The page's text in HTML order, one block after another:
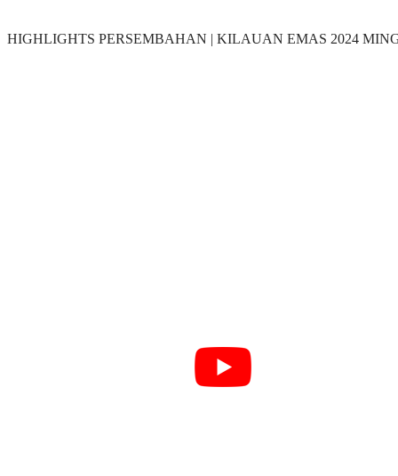
HIGHLIGHTS PERSEMBAHAN | KILAUAN EMAS 2024